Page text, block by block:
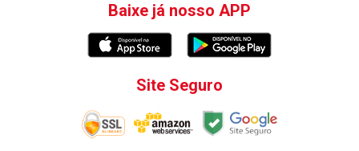
Baixe já nosso APP
Site Seguro